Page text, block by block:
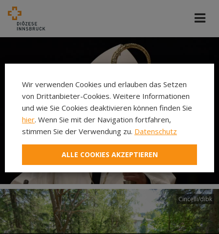
Cincelli/dibk
Wir verwenden Cookies und erlauben das Setzen
von Drittanbieter-Cookies. Weitere Informationen
und wie Sie Cookies deaktivieren können finden Sie
hier. Wenn Sie mit der Navigation fortfahren,
stimmen Sie der Verwendung zu. Datenschutz
ALLE COOKIES AKZEPTIEREN